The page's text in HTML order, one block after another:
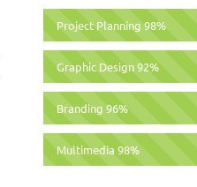
Project Planning98%
Graphic Design92%
Branding 96%
Multimedia 98%